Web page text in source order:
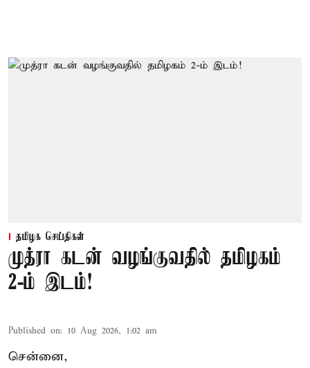
தமிழக செய்திகள்
முத்ரா கடன் வழங்குவதில் தமிழகம்
2-ம் இடம்!
Published on: 10 Aug 2026, 1:02 am
சென்னை,